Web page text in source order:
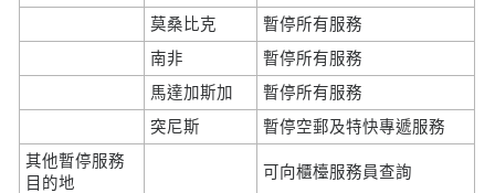
莫桑比克
暫停所有服務
南非
暫停所有服務
馬達加斯加
暫停所有服務
突尼斯
暫停空郵及特快專遞服務
其他暫停服務
目的地
可向櫃檯服務員查詢